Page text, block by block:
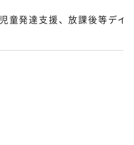
児童発達支援、放課後等デイ